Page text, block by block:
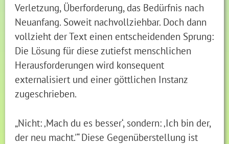
Verletzung, Überforderung, das Bedürfnis nach
Neuanfang. Soweit nachvollziehbar. Doch dann
vollzieht der Text einen entscheidenden Sprung:
Die Lösung für diese zutiefst menschlichen
Herausforderungen wird konsequent
externalisiert und einer göttlichen Instanz
zugeschrieben.
„Nicht: ‚Mach du es besser‘, sondern: ‚Ich bin der,
der neu macht.'“ Diese Gegenüberstellung ist